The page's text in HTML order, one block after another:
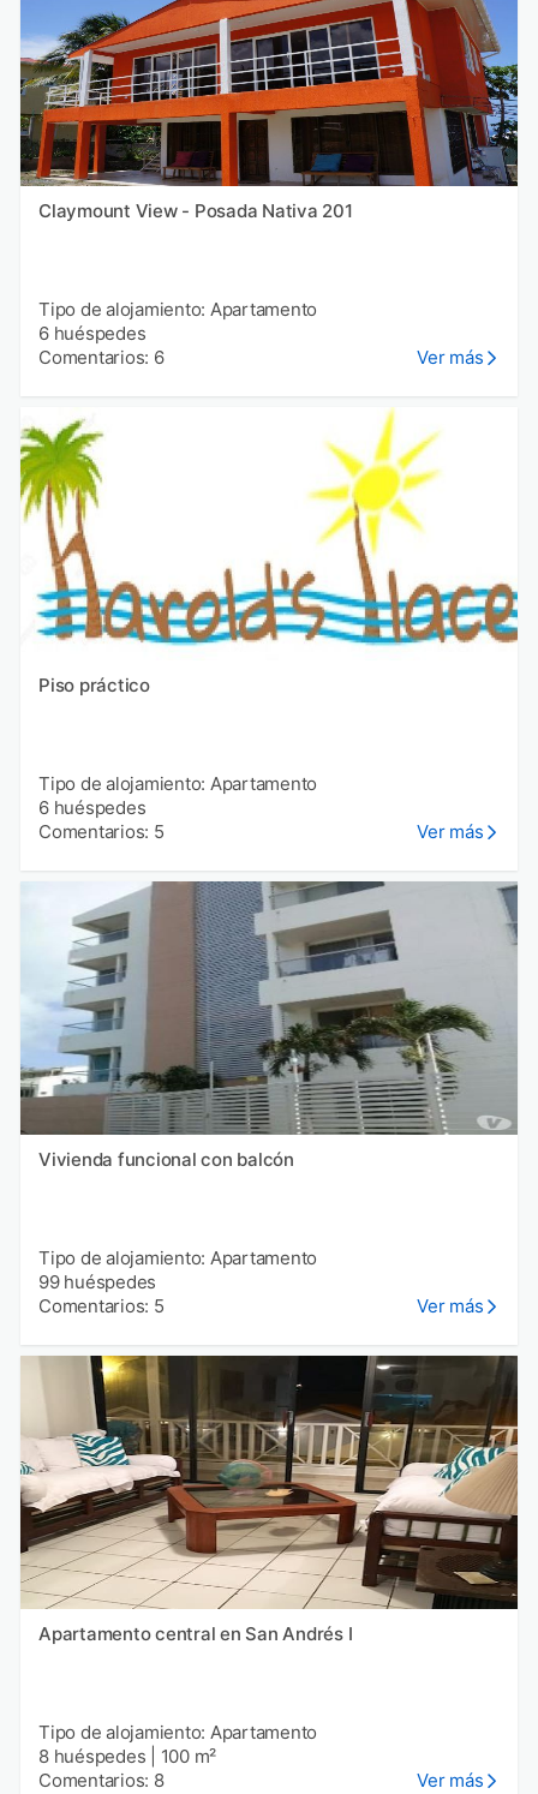
Claymount View - Posada Nativa 201
Tipo de alojamiento: Apartamento
6 huéspedes
Comentarios: 6
Ver más
Piso práctico
Tipo de alojamiento: Apartamento
6 huéspedes
Comentarios: 5
Ver más
Vivienda funcional con balcón
Tipo de alojamiento: Apartamento
99 huéspedes
Comentarios: 5
Ver más
Apartamento central en San Andrés I
Tipo de alojamiento: Apartamento
8 huéspedes
100 m²
Comentarios: 8
Ver más